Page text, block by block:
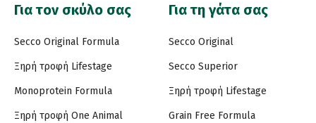
Για τον σκύλο σας
Secco Original Formula
Ξηρή τροφή Lifestage
Monoprotein Formula
Ξηρή τροφή One Animal
Για τη γάτα σας
Secco Original
Secco Superior
Ξηρή τροφή Lifestage
Grain Free Formula